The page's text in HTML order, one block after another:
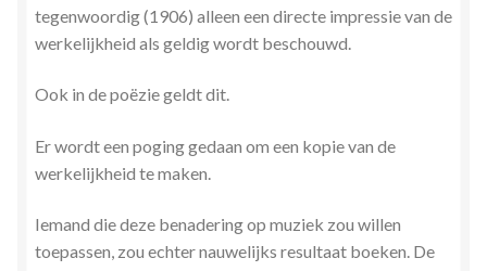
tegenwoordig (1906) alleen een directe impressie van de
werkelijkheid als geldig wordt beschouwd.
Ook in de poëzie geldt dit.
Er wordt een poging gedaan om een ​​kopie van de
werkelijkheid te maken.
Iemand die deze benadering op muziek zou willen
toepassen, zou echter nauwelijks resultaat boeken. De